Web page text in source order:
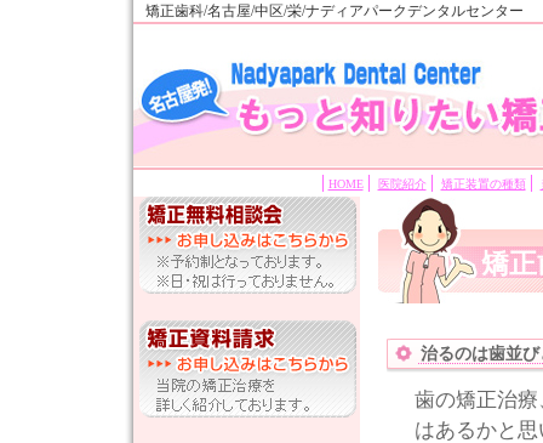
矯正歯科/名古屋/中区/栄/ナディアパークデンタルセンター
HOME 医院紹介 矯正装置の種類
矯
治るのは歯並
歯の矯正治
はあるかと